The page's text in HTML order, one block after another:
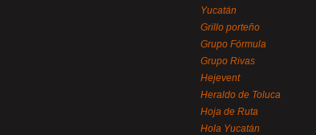
Yucatán
Grillo porteño
Grupo Fórmula
Grupo Rivas
Hejevent
Heraldo de Toluca
Hoja de Ruta
Hola Yucatán